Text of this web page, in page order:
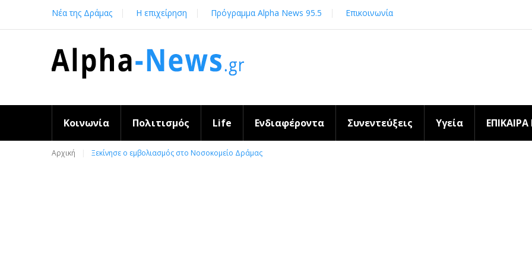
content
Νέα της Δράμας Η επιχείρηση Πρόγραμμα Alpha News 95.5 Επικοινωνία
Κοινωνία Πολιτισμός Life Ενδιαφέροντα Συνεντεύξεις Υγεία
Αρχική Ξεκίνησε ο εμβολιασμός στο Νοσοκομείο Δράμας